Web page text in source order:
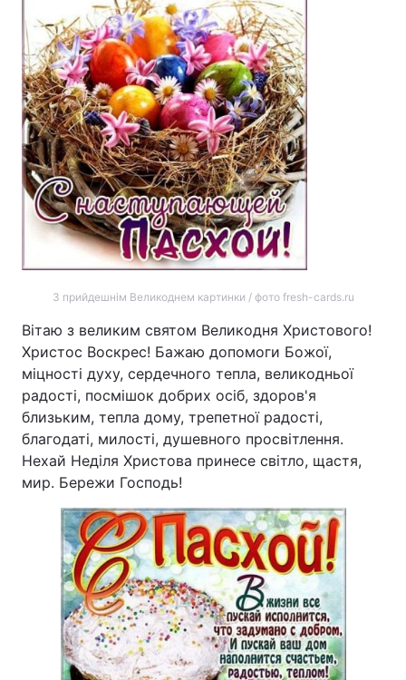
З прийдешнім Великоднем картинки / фото fresh-cards.ru
Вітаю з великим святом Великодня Христового!
Христос Воскрес! Бажаю допомоги Божої,
міцності духу, сердечного тепла, великодньої
радості, посмішок добрих осіб, здоров'я
близьким, тепла дому, трепетної радості,
благодаті, милості, душевного просвітлення.
Нехай Неділя Христова принесе світло, щастя,
мир. Бережи Господь!